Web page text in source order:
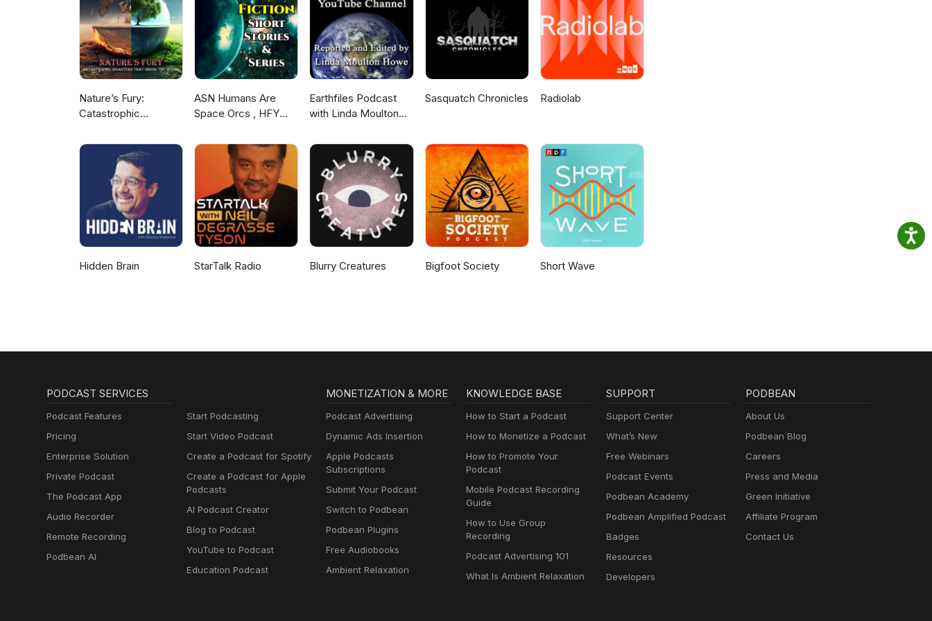
Nature’s Fury:
Catastrophic
the World
ASN Humans Are
Space Orcs , HFY
Earthfiles Podcast
with Linda Moulton
Sasquatch Chronicles Radiolab
Hidden Brain StarTalk Radio Blurry Creatures Bigfoot Society Short Wave
PODCAST SERVICES
Podcast Features
Pricing
Enterprise Solution
Private Podcast
The Podcast App
Audio Recorder
Remote Recording
Podbean AI
Start Podcasting
Start Video Podcast
Create a Podcast for Spotify
Create a Podcast for Apple
Podcasts
AI Podcast Creator
Blog to Podcast
YouTube to Podcast
Education Podcast
MONETIZATION & MORE
Podcast Advertising
Dynamic Ads Insertion
Apple Podcasts
Subscriptions
Submit Your Podcast
Switch to Podbean
Podbean Plugins
Free Audiobooks
Ambient Relaxation
KNOWLEDGE BASE
How to Start a Podcast
How to Monetize a Podcast
How to Promote Your
Podcast
Mobile Podcast Recording
Guide
How to Use Group
Recording
Podcast Advertising 101
What Is Ambient Relaxation
SUPPORT
Support Center
What’s New
Free Webinars
Podcast Events
Podbean Academy
Podbean Amplified Podcast
Badges
Resources
Developers
PODBEAN
About Us
Podbean Blog
Careers
Press and Media
Green Initiative
Affiliate Program
Contact Us